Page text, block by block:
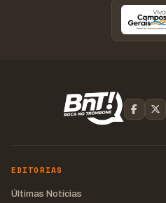
EDITORIAS
Últimas Notícias